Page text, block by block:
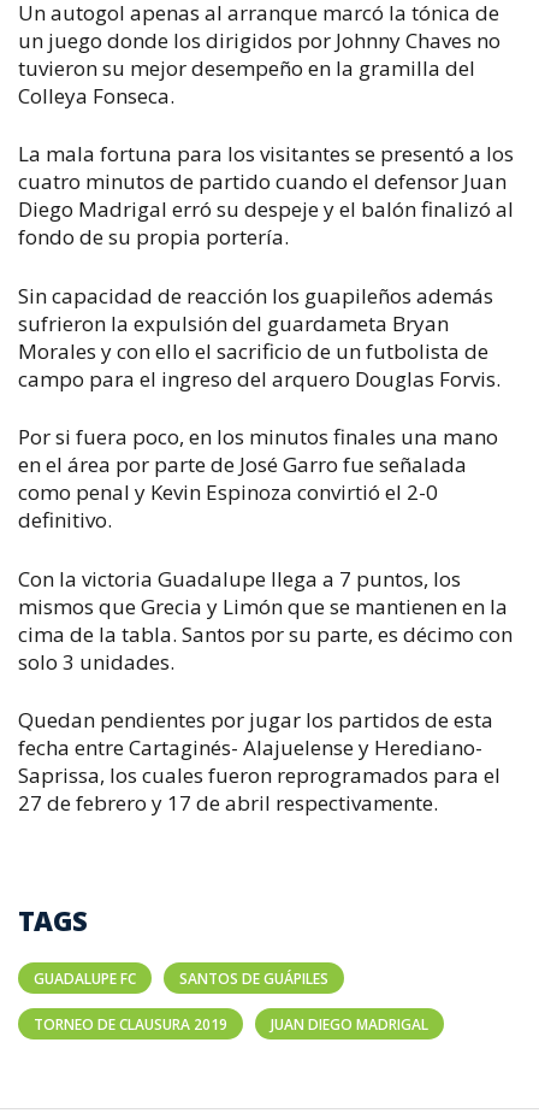
Un autogol apenas al arranque marcó la tónica de
un juego donde los dirigidos por Johnny Chaves no
tuvieron su mejor desempeño en la gramilla del
Colleya Fonseca.
La mala fortuna para los visitantes se presentó a los
cuatro minutos de partido cuando el defensor Juan
Diego Madrigal erró su despeje y el balón finalizó al
fondo de su propia portería.
Sin capacidad de reacción los guapileños además
sufrieron la expulsión del guardameta Bryan
Morales y con ello el sacrificio de un futbolista de
campo para el ingreso del arquero Douglas Forvis.
Por si fuera poco, en los minutos finales una mano
en el área por parte de José Garro fue señalada
como penal y Kevin Espinoza convirtió el 2-0
definitivo.
Con la victoria Guadalupe llega a 7 puntos, los
mismos que Grecia y Limón que se mantienen en la
cima de la tabla. Santos por su parte, es décimo con
solo 3 unidades.
Quedan pendientes por jugar los partidos de esta
fecha entre Cartaginés- Alajuelense y Herediano-
Saprissa, los cuales fueron reprogramados para el
27 de febrero y 17 de abril respectivamente.
TAGS
GUADALUPE FC SANTOS DE GUÁPILES
TORNEO DE CLAUSURA 2019 JUAN DIEGO MADRIGAL